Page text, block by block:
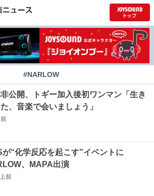
#NARLOW
公開、トギー加入後初ワンマン「生き
、音楽で会いましょう」
前
が“化学反応を起こす”イベントに
、MAPA出演
前